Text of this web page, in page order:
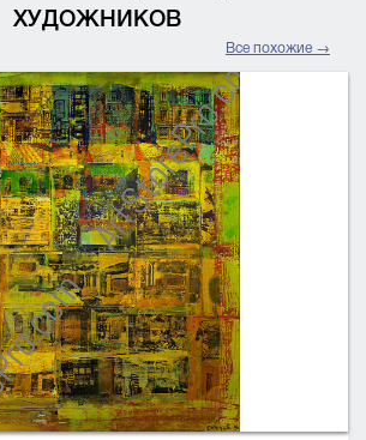
ХУДОЖНИКОВ
Все похожие →